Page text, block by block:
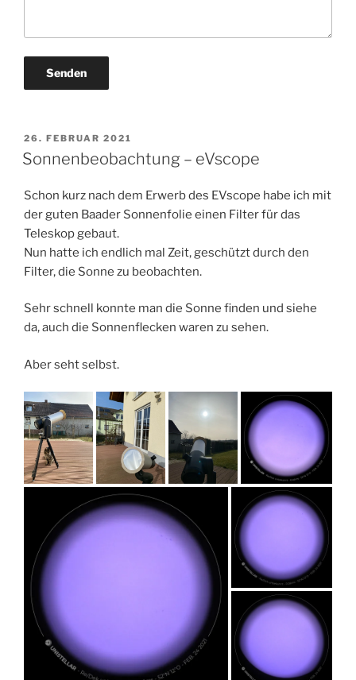
VERÖFFENTLICHT
AM
26. FEBRUAR 2021
Sonnenbeobachtung – eVscope
Schon kurz nach dem Erwerb des EVscope habe ich mit
der guten Baader Sonnenfolie einen Filter für das
Teleskop gebaut.
Nun hatte ich endlich mal Zeit, geschützt durch den
Filter, die Sonne zu beobachten.
Sehr schnell konnte man die Sonne finden und siehe
da, auch die Sonnenflecken waren zu sehen.
Aber seht selbst.